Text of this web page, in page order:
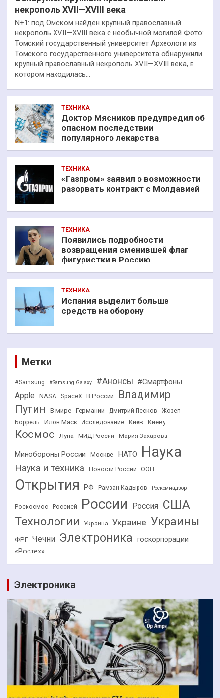
некрополь XVII—XVIII века
N+1: под Омском найден крупный православный
некрополь XVII—XVIII века с необычной могилой Фото:
Томский государственный университет Археологи из
Томского государственного университета обнаружили
крупный православный некрополь XVII—XVIII века, в
котором находилась…
ТЕХНИКА
Доктор Мясников предупредил об
опасном последствии
популярного лекарства
ТЕХНИКА
«Газпром» заявил о возможности
разорвать контракт с Молдавией
ТЕХНИКА
Появились подробности
возвращения сменившей флаг
фигуристки в Россию
ТЕХНИКА
Испания выделит больше
средств на оборону
Метки
#Samsung #Samsung Galaxy #Анонсы #Смартфоны
Apple NASA SpaceX В России
Владимир
Путин
В мире Германии Дмитрий Песков
Жозеп
Боррель
Илон Маск Исследование Киев Киеву
Космос Луна МИД России Мария Захарова
Минобороны России Москве НАТО Наука
Наука и техника Новости России ООН
Открытия РФ Рамзан Кадыров Роскомнадзор
Роскосмос Россией России Россия США
Технологии Украина Украине Украины
ФРГ Чечни Электроника госкорпорации
«Ростех»
Электроника